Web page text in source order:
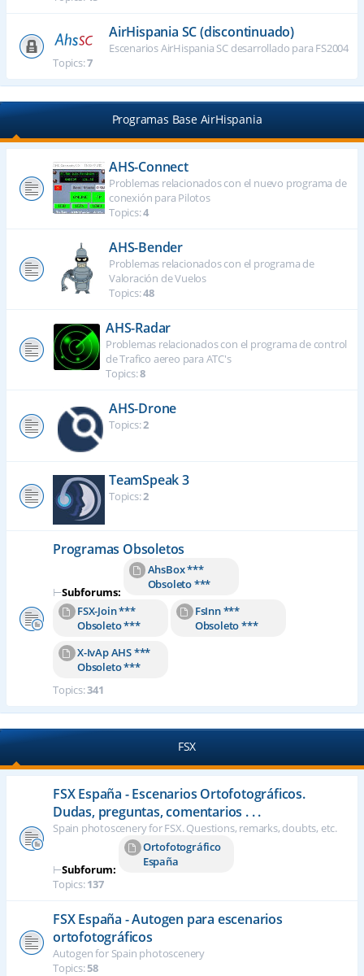
AirHispania SC (discontinuado)
Escenarios AirHispania SC desarrollado para FS2004
Topics:7
Programas Base AirHispania
AHS-Connect
Problemas relacionados con el nuevo programa de
conexión para Pilotos
Topics:4
AHS-Bender
Problemas relacionados con el programa de
Valoración de Vuelos
Topics:48
AHS-Radar
Problemas relacionados con el programa de control
de Trafico aereo para ATC's
Topics:8
AHS-Drone
Topics:2
TeamSpeak 3
Topics:2
Programas Obsoletos
⊢Subforums:
AhsBox ***
Obsoleto ***
FSX-Join ***
Obsoleto ***
FsInn ***
Obsoleto ***
X-IvAp AHS ***
Obsoleto ***
Topics:341
FSX
FSX España - Escenarios Ortofotográficos.
Dudas, preguntas, comentarios . . .
Spain photoscenery for FSX. Questions, remarks, doubts, etc.
⊢Subforum:
Ortofotográfico
España
Topics:137
FSX España - Autogen para escenarios
ortofotográficos
Autogen for Spain photoscenery
Topics:58